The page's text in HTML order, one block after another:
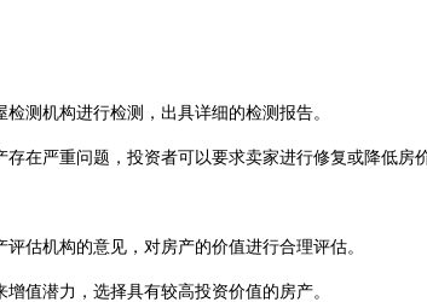
测机构进行检测，出具详细的检测报告。
严重问题，投资者可以要求卖家进行修复或降低房价
估机构的意见，对房产的价值进行合理评估。
值潜力，选择具有较高投资价值的房产。